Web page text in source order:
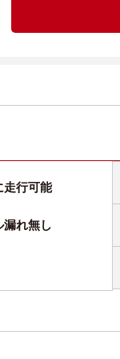
走行可能
漏れ無し